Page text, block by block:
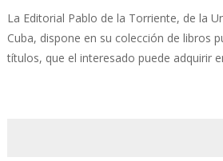
La Editorial Pablo de la Torriente, de la
Cuba, dispone en su colección de libros
títulos, que el interesado puede adquirir